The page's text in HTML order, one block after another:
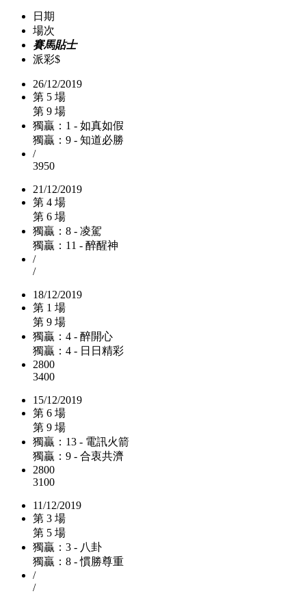
日期
場次
賽馬貼士
派彩$
26/12/2019
第 5 場
第 9 場
獨贏：1 - 如真如假
獨贏：9 - 知道必勝
/
3950
21/12/2019
第 4 場
第 6 場
獨贏：8 - 凌駕
獨贏：11 - 醉醒神
/
/
18/12/2019
第 1 場
第 9 場
獨贏：4 - 醉開心
獨贏：4 - 日日精彩
2800
3400
15/12/2019
第 6 場
第 9 場
獨贏：13 - 電訊火箭
獨贏：9 - 合衷共濟
2800
3100
11/12/2019
第 3 場
第 5 場
獨贏：3 - 八卦
獨贏：8 - 慣勝尊重
/
/